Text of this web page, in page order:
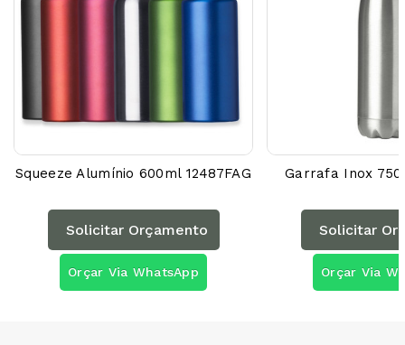
Squeeze Alumínio 600ml 12487FAG
Solicitar Orçamento
Orçar Via WhatsApp
Garrafa Inox
Solicitar
Orçar Via